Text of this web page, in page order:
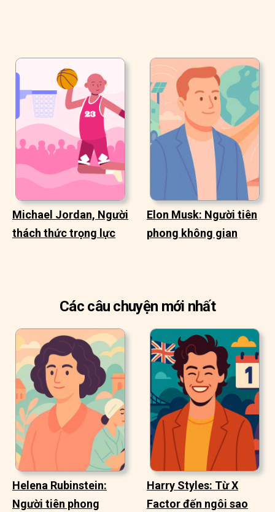
Michael Jordan, Người
thách thức trọng lực
Elon Musk: Người tiên
phong không gian
Các câu chuyện mới nhất
Helena Rubinstein:
Người tiên phong
Harry Styles: Từ X
Factor đến ngôi sao